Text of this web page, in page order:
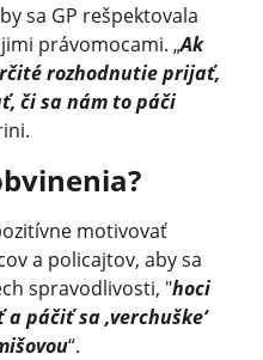
sa GP rešpektovala
právomocami. „Ak
rozhodnutie prijať,
či sa nám to páči
motivovať
a policajtov, aby sa
spravodlivosti, "hoci
páčiť sa ‚verchuške‘
“.